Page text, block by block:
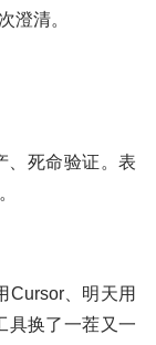
澄清。
、死命验证。表
Cursor、明天用
具换了一茬又一